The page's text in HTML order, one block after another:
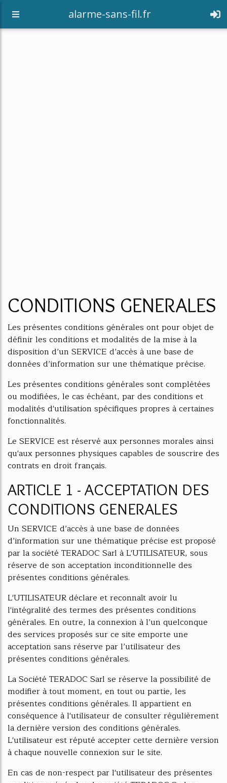
alarme-sans-fil.fr
CONDITIONS GENERALES
Les présentes conditions générales ont pour objet de
définir les conditions et modalités de la mise à la
disposition d’un SERVICE d’accès à une base de
données d’information sur une thématique précise.
Les présentes conditions générales sont complétées
ou modifiées, le cas échéant, par des conditions et
modalités d'utilisation spécifiques propres à certaines
fonctionnalités.
Le SERVICE est réservé aux personnes morales ainsi
qu'aux personnes physiques capables de souscrire des
contrats en droit français.
ARTICLE 1 - ACCEPTATION DES
CONDITIONS GENERALES
Un SERVICE d’accès à une base de données
d’information sur une thématique précise est proposé
par la société TERADOC Sarl à L'UTILISATEUR, sous
réserve de son acceptation inconditionnelle des
présentes conditions générales.
L'UTILISATEUR déclare et reconnaît avoir lu
l'intégralité des termes des présentes conditions
générales. En outre, la connexion à l’un quelconque
des services proposés sur ce site emporte une
acceptation sans réserve par l’utilisateur des
présentes conditions générales.
La Société TERADOC Sarl se réserve la possibilité de
modifier à tout moment, en tout ou partie, les
présentes conditions générales. Il appartient en
conséquence à l'utilisateur de consulter régulièrement
la dernière version des conditions générales.
L'utilisateur est réputé accepter cette dernière version
à chaque nouvelle connexion sur le site.
En cas de non-respect par l'utilisateur des présentes